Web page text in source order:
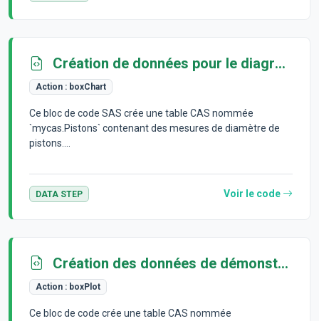
Création de données pour le diagramme en boîte
Action : boxChart
Ce bloc de code SAS crée une table CAS nommée
`mycas.Pistons` contenant des mesures de diamètre de
pistons....
DATA STEP Voir le code
Création des données de démonstration
Action : boxPlot
Ce bloc de code crée une table CAS nommée